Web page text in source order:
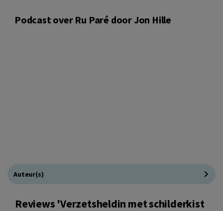
Podcast over Ru Paré door Jon Hille
Auteur(s)
Reviews 'Verzetsheldin met schilderkist